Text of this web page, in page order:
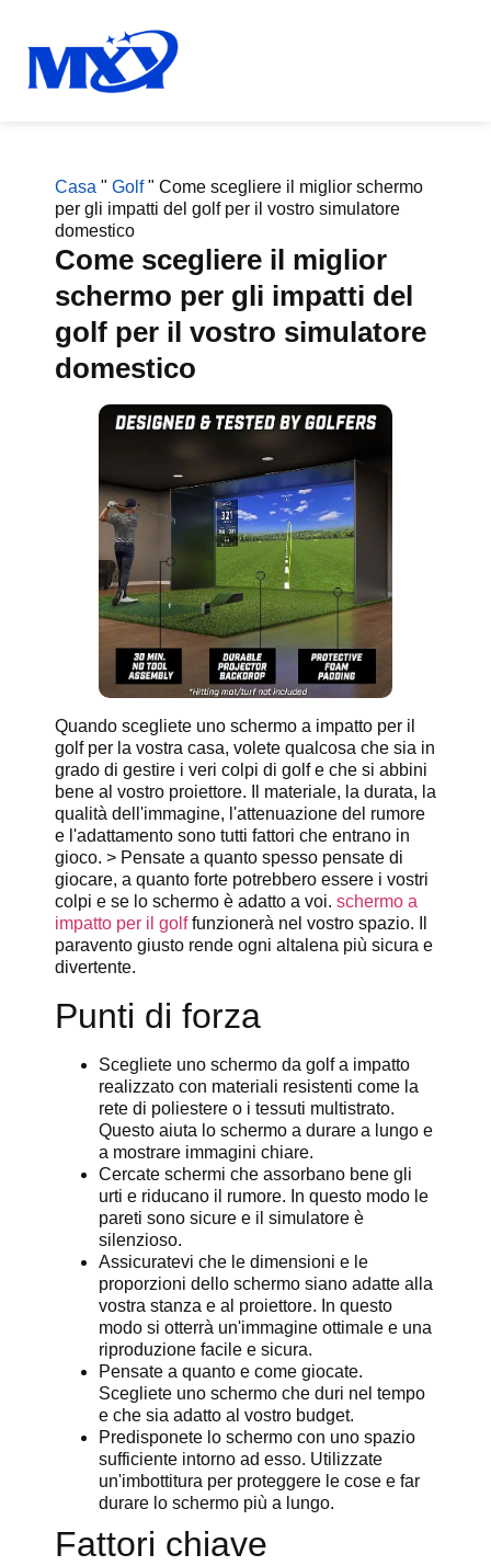
Casa " Golf" Come scegliere il miglior schermo
per gli impatti del golf per il vostro simulatore
domestico
Come scegliere il miglior
schermo per gli impatti del
golf per il vostro simulatore
domestico
Quando scegliete uno schermo a impatto per il
golf per la vostra casa, volete qualcosa che sia in
grado di gestire i veri colpi di golf e che si abbini
bene al vostro proiettore. Il materiale, la durata, la
qualità dell'immagine, l'attenuazione del rumore
e l'adattamento sono tutti fattori che entrano in
gioco. > Pensate a quanto spesso pensate di
giocare, a quanto forte potrebbero essere i vostri
colpi e se lo schermo è adatto a voi. schermo a
impatto per il golffunzionerà nel vostro spazio. Il
paravento giusto rende ogni altalena più sicura e
divertente.
Punti di forza
Scegliete uno schermo da golf a impatto
realizzato con materiali resistenti come la
rete di poliestere o i tessuti multistrato.
Questo aiuta lo schermo a durare a lungo e
a mostrare immagini chiare.
Cercate schermi che assorbano bene gli
urti e riducano il rumore. In questo modo le
pareti sono sicure e il simulatore è
silenzioso.
Assicuratevi che le dimensioni e le
proporzioni dello schermo siano adatte alla
vostra stanza e al proiettore. In questo
modo si otterrà un'immagine ottimale e una
riproduzione facile e sicura.
Pensate a quanto e come giocate.
Scegliete uno schermo che duri nel tempo
e che sia adatto al vostro budget.
Predisponete lo schermo con uno spazio
sufficiente intorno ad esso. Utilizzate
un'imbottitura per proteggere le cose e far
durare lo schermo più a lungo.
Fattori chiave